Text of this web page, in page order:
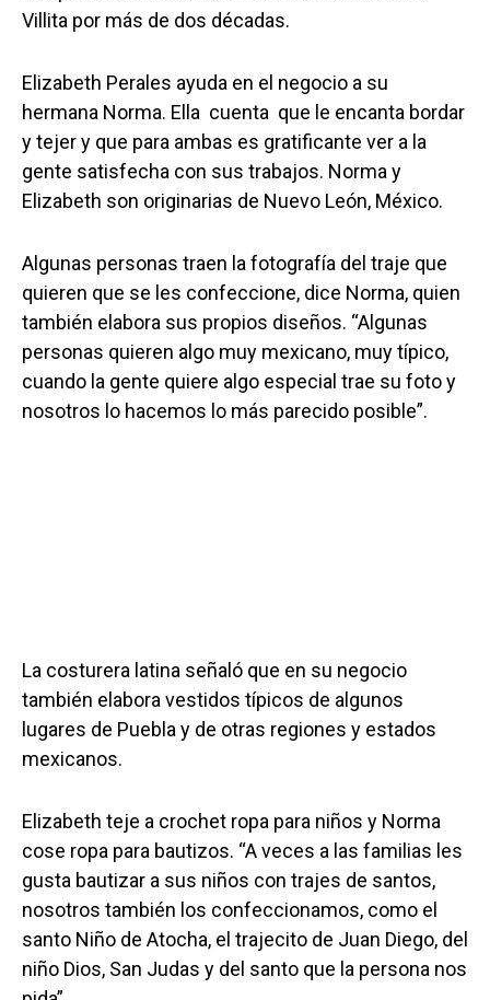
Villita por más de dos décadas.
Elizabeth Perales ayuda en el negocio a su
hermana Norma. Ella cuenta que le encanta bordar
y tejer y que para ambas es gratificante ver a la
gente satisfecha con sus trabajos. Norma y
Elizabeth son originarias de Nuevo León, México.
Algunas personas traen la fotografía del traje que
quieren que se les confeccione, dice Norma, quien
también elabora sus propios diseños. “Algunas
personas quieren algo muy mexicano, muy típico,
cuando la gente quiere algo especial trae su foto y
nosotros lo hacemos lo más parecido posible”.
La costurera latina señaló que en su negocio
también elabora vestidos típicos de algunos
lugares de Puebla y de otras regiones y estados
mexicanos.
Elizabeth teje a crochet ropa para niños y Norma
cose ropa para bautizos. “A veces a las familias les
gusta bautizar a sus niños con trajes de santos,
nosotros también los confeccionamos, como el
santo Niño de Atocha, el trajecito de Juan Diego, del
niño Dios, San Judas y del santo que la persona nos